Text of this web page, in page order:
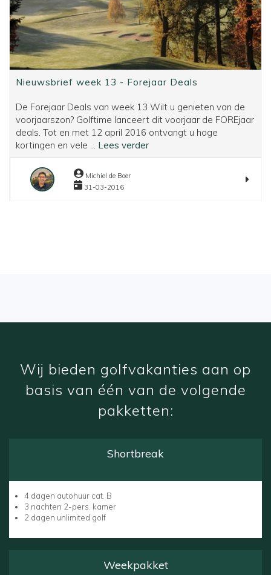
Nieuwsbrief week 13 - Forejaar Deals
De Forejaar Deals van week 13 Wilt u genieten van de
voorjaarszon? Golftime lanceert dit voorjaar de FOREjaar
deals. Tot en met 12 april 2016 ontvangt u hoge
kortingen en vele ... Lees verderNieuwsbrief
week
Michiel de Boer
31-03-2016
Wij bieden golfvakanties aan op
basis van één van de volgende
pakketten:
Shortbreak
4 dagen autohuur cat. B
3 nachten 2-pers. kamer
2 dagen unlimited golf
Weekpakket